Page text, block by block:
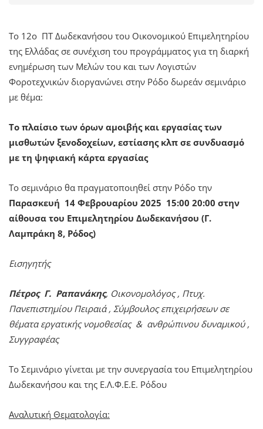
Το 12ο ΠΤ Δωδεκανήσου του Οικονομικού Επιμελητηρίου
της Ελλάδας σε συνέχιση του προγράμματος για τη διαρκή
ενημέρωση των Μελών του και των Λογιστών
Φοροτεχνικών διοργανώνει στην Ρόδο δωρεάν σεμινάριο
με θέμα:
Το πλαίσιο των όρων αμοιβής και εργασίας των
μισθωτών ξενοδοχείων, εστίασης κλπ σε συνδυασμό
με τη ψηφιακή κάρτα εργασίας
Το σεμινάριο θα πραγματοποιηθεί στην Ρόδο την
Παρασκευή 14 Φεβρουαρίου 2025 15:00 20:00 στην
αίθουσα του Επιμελητηρίου Δωδεκανήσου (Γ.
Λαμπράκη 8, Ρόδος)
Εισηγητής
Πέτρος Γ. Ραπανάκης, Οικονομολόγος , Πτυχ.
Πανεπιστημίου Πειραιά , Σύμβουλος επιχειρήσεων σε
θέματα εργατικής νομοθεσίας & ανθρώπινου δυναμικού ,
Συγγραφέας
Το Σεμινάριο γίνεται με την συνεργασία του Επιμελητηρίου
Δωδεκανήσου και της Ε.Λ.Φ.Ε.Ε. Ρόδου
Αναλυτική Θεματολογία: